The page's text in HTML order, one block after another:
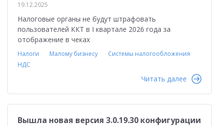
19.12.2025
Налоговые органы не будут штрафовать
пользователей ККТ в I квартале 2026 года за
отображение в чеках
Налоги Малому бизнесу
Системы налогообложения
НДС
Читать далее
Вышла новая версия 3.0.19.30 конфигурации